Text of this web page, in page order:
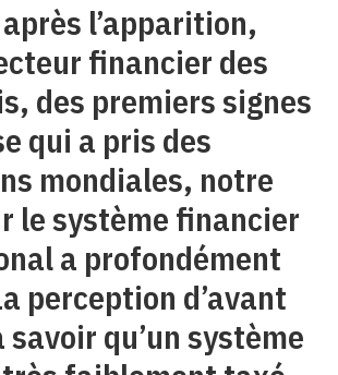
l’apparition,
financier des
des premiers signes
qui a pris des
mondiales, notre
le système financier
a profondément
perception d’avant
qu’un système